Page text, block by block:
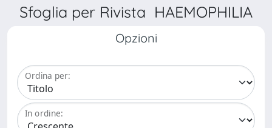
Sfoglia per Rivista HAEMOPHILIA
Opzioni
Ordina per:
In ordine: